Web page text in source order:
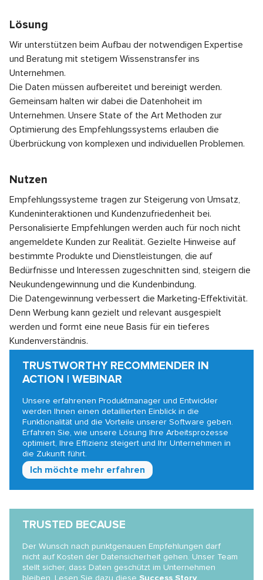
Lösung
Wir unterstützen beim Aufbau der notwendigen Expertise
und Beratung mit stetigem Wissenstransfer ins
Unternehmen.
Die Daten müssen aufbereitet und bereinigt werden.
Gemeinsam halten wir dabei die Datenhoheit im
Unternehmen. Unsere State of the Art Methoden zur
Optimierung des Empfehlungssystems erlauben die
Überbrückung von komplexen und individuellen Problemen.
Nutzen
Empfehlungssysteme tragen zur Steigerung von Umsatz,
Kundeninteraktionen und Kundenzufriedenheit bei.
Personalisierte Empfehlungen werden auch für noch nicht
angemeldete Kunden zur Realität. Gezielte Hinweise auf
bestimmte Produkte und Dienstleistungen, die auf
Bedürfnisse und Interessen zugeschnitten sind, steigern die
Neukundengewinnung und die Kundenbindung.
Die Datengewinnung verbessert die Marketing-Effektivität.
Denn Werbung kann gezielt und relevant ausgespielt
werden und formt eine neue Basis für ein tieferes
Kundenverständnis.
TRUSTWORTHY RECOMMENDER IN
ACTION | WEBINAR
Unsere erfahrenen Produktmanager und Entwickler
werden Ihnen einen detaillierten Einblick in die
Funktionalität und die Vorteile unserer Software geben.
Erfahren Sie, wie unsere Lösung Ihre Arbeitsprozesse
optimiert, Ihre Effizienz steigert und Ihr Unternehmen in
die Zukunft führt.
Ich möchte mehr erfahren
TRUSTED BECAUSE
Der Wunsch nach punktgenauen Empfehlungen darf
nicht auf Kosten der Datensicherheit gehen. Unser Team
stellt sicher, dass Daten geschützt im Unternehmen
bleiben. Lesen Sie dazu diese Success Story.